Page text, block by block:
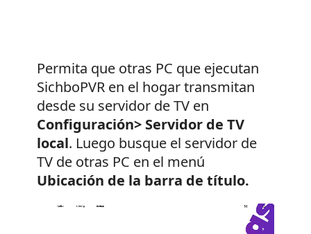
Permita que otras PC que ejecutan
SichboPVR en el hogar transmitan
desde su servidor de TV en
Configuración> Servidor de TV
local. Luego busque el servidor de
TV de otras PC en el menú
Ubicación de la barra de título.